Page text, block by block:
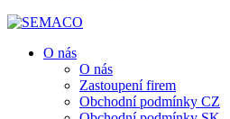
O nás
O nás
Zastoupení firem
Obchodní podmínky CZ